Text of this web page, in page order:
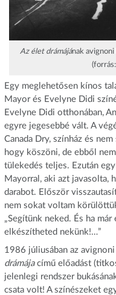
Az élet drámájának
Egy meglehetősen kínos
Mayor és Evelyne Didi
Evelyne Didi otthonában,
egyre jegesebbé vált. A
Canada Dry, színház és
hogy köszöni, de ebből
tülekedés teljes. Ezután
Mayorral, aki azt javasolta,
darabot. Először
nem sokat voltam
„Segítünk neked. És ha
elkészítheted nekünk!…”
1986 júliusában az
drámájacímű előadást
jelenlegi rendszer
csata volt! A színészeket